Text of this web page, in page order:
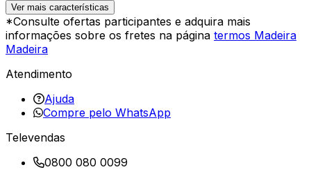
Ver mais características
*Consulte ofertas participantes e adquira mais
informações sobre os fretes na página termos Madeira
Madeira
Atendimento
Ajuda
Compre pelo WhatsApp
Televendas
0800 080 0099